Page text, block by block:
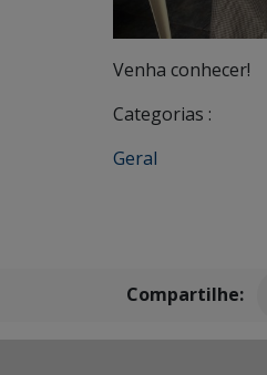
Venha conhecer!
Categorias :
Geral
Compartilhe: